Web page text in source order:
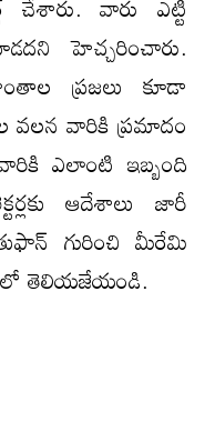
హెచ్చరించారు.
ప్రజలు కూడా
వలన వారికి ప్రమాదం
ఎలాంటి ఇబ్బంది
ఆదేశాలు జారీ
గురించి మీరేమి
తెలియజేయండి.